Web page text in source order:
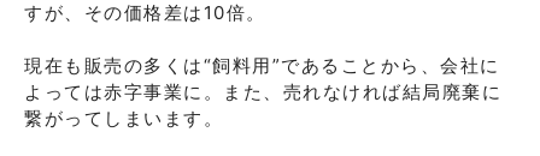
すが、その価格差は10倍。
現在も販売の多くは“飼料⽤”であることから、会社に
よっては⾚字事業に。また、売れなければ結局廃棄に
繋がってしまいます。